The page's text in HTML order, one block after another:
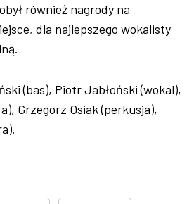
również nagrody na
dla najlepszego wokalisty
(bas), Piotr Jabłoński (wokal),
Grzegorz Osiak (perkusja),